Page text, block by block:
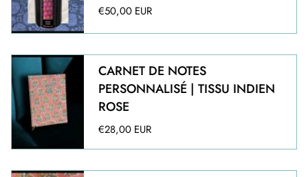
€50,00 EUR
CARNET DE NOTES
PERSONNALISÉ | TISSU INDIEN
ROSE
€28,00 EUR